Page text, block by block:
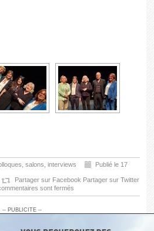
salons, interviews
Publié le 17
Partager sur Facebook Partager sur Twitter
sont fermés
-- PUBLICITE --